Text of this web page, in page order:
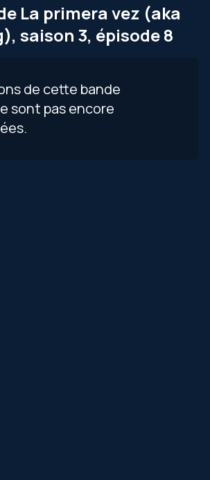
La primera vez (aka
saison 3, épisode 8
de cette bande
sont pas encore